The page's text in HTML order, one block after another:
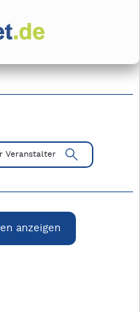
Mit Pfeiltasten
Veranstalter
anzeigen